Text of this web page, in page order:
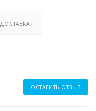
ДОСТАВКА
ОСТАВИТЬ ОТЗЫВ